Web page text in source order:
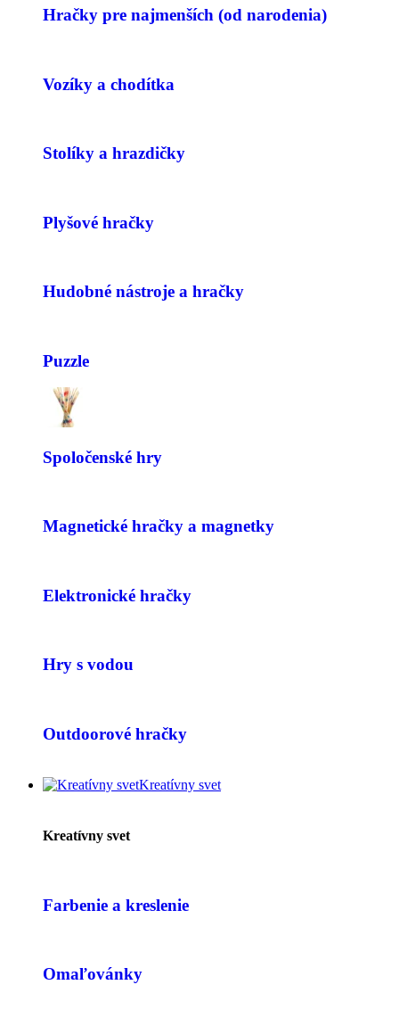
Hračky pre najmenších (od narodenia)
Vozíky a chodítka
Stolíky a hrazdičky
Plyšové hračky
Hudobné nástroje a hračky
Puzzle
Spoločenské hry
Magnetické hračky a magnetky
Elektronické hračky
Hry s vodou
Outdoorové hračky
Kreatívny svet
Kreatívny svet
Farbenie a kreslenie
Omaľovánky